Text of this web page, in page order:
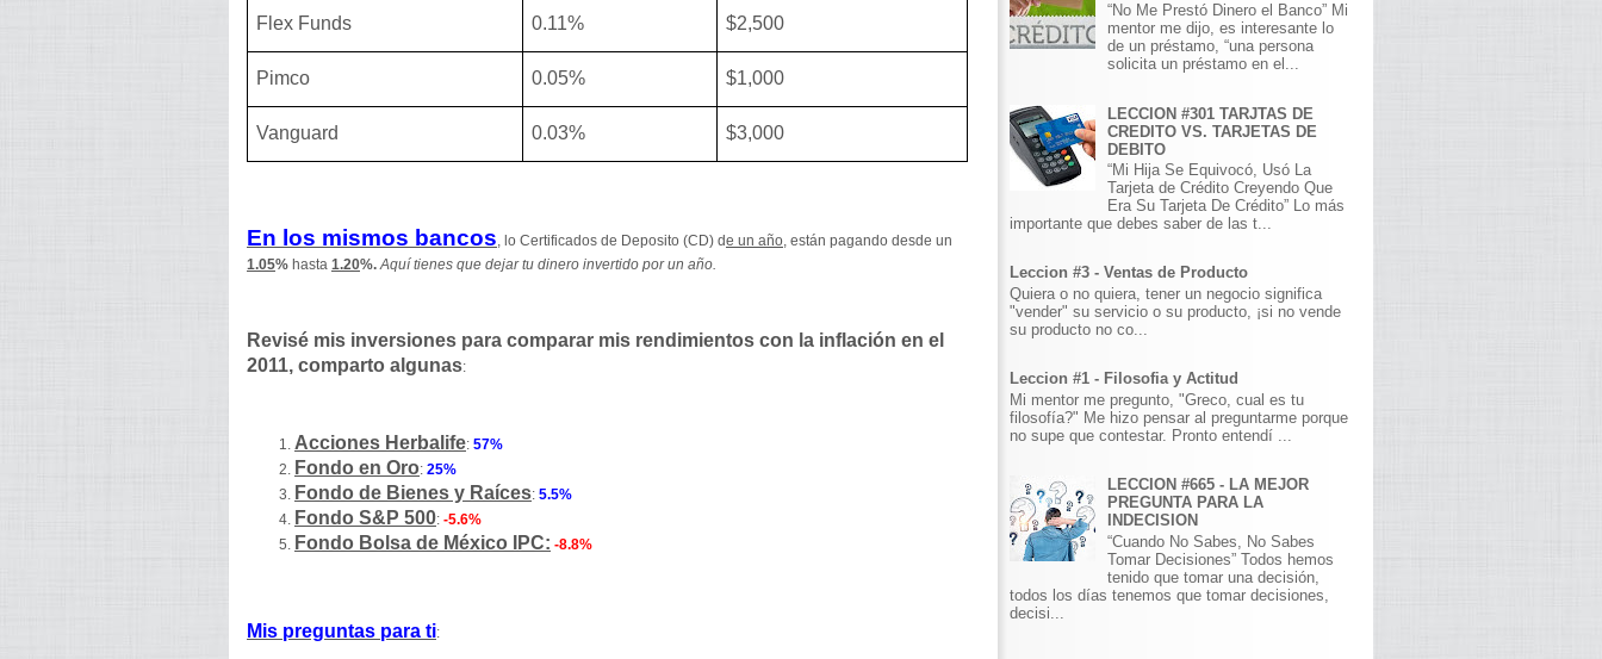
Flex Funds 0.11% $2,500
Pimco 0.05% $1,000
Vanguard 0.03% $3,000
En los mismos bancos, lo Certificados de Deposito (CD) de un año, están pagando desde un
1.05% hasta 1.20%.Aquí tienes que dejar tu dinero invertido por un año.
Revisé mis inversiones para comparar mis rendimientos con la inflación en el
2011, comparto algunas:
Acciones Herbalife: 57%
Fondo en Oro: 25%
Fondo de Bienes y Raíces: 5.5%
Fondo S&P 500: -5.6%
Fondo Bolsa de México IPC: -8.8%
Mis preguntas para ti:
“No Me Prestó Dinero el Banco” Mi
mentor me dijo, es interesante lo
de un préstamo, “una persona
solicita un préstamo en el...
LECCION #301 TARJTAS DE
CREDITO VS. TARJETAS DE
DEBITO
“Mi Hija Se Equivocó, Usó La
Tarjeta de Crédito Creyendo Que
Era Su Tarjeta De Crédito” Lo más
importante que debes saber de las t...
Leccion #3 - Ventas de Producto
Quiera o no quiera, tener un negocio significa
"vender" su servicio o su producto, ¡si no vende
su producto no co...
Leccion #1 - Filosofia y Actitud
Mi mentor me pregunto, "Greco, cual es tu
filosofía?" Me hizo pensar al preguntarme porque
no supe que contestar. Pronto entendí ...
LECCION #665 - LA MEJOR
PREGUNTA PARA LA
INDECISION
“Cuando No Sabes, No Sabes
Tomar Decisiones” Todos hemos
tenido que tomar una decisión,
todos los días tenemos que tomar decisiones,
decisi...